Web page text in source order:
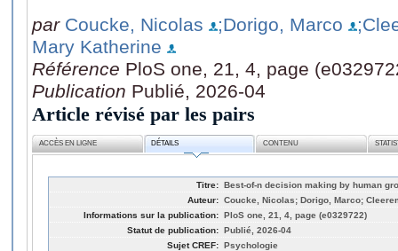
par Coucke, Nicolas ;Dorigo, Marco
Mary Katherine
Référence PloS one, 21, 4, page
Publication Publié, 2026-04
Article révisé par les pairs
ACCÈS EN LIGNE DÉTAILS CONTENU
Titre: Best-of-n decision making by human
Auteur: Coucke, Nicolas; Dorigo, Marco;
Informations sur la publication: PloS one, 21, 4, page (e0329722)
Statut de publication: Publié, 2026-04
Sujet CREF: Psychologie